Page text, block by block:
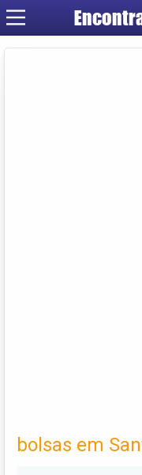
bolsas em